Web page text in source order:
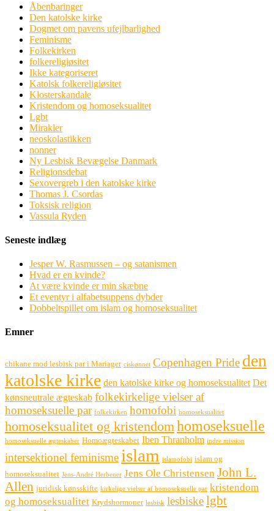
Åbenbaringer
Den katolske kirke
Dogmet om pavens ufejlbarlighed
Feminisme
Folkekirken
folkereligiøsitet
Ikke kategoriseret
Katolsk folkereligiøsitet
Klosterskandale
Kristendom og homoseksualitet
Lgbt
Mirakler
neoskolastikken
nonner
Ny Lesbisk Bevægelse Danmark
Religionsdebat
Sexovergreb i den katolske kirke
Thomas J. Csordas
Toksisk religion
Vassula Ryden
Seneste indlæg
Jesper W. Rasmussen – og satanismen
Hvad er en kvinde?
At være kvinde er min skæbne
Et eventyr i alfabetsuppens dybder
Dobbeltspillet om islam og homoseksualitet
Emner
chikane mod lesbisk par i Mariager ciskønnet Copenhagen Pride den
katolske kirke den katolske kirke og homoseksualitet Det
kønsneutrale ægteskab folkekirkelige vielser af
homoseksuelle par folkekirken homofobi homoseksualitet
homoseksualitet og kristendom homoseksuelle
homoseksuelle ægteskaber Homoægteskabet Iben Thranholm indre mission
intersektionel feminisme islam islamofobi islam og
homoseksualitet Jens-André Herbener Jens Ole Christensen John L.
Allen juridisk kønsskifte kirkelige vielser af homoseksuelle par kristendom
og homoseksualitet Krydshormoner lesbisk lesbiskelgbt